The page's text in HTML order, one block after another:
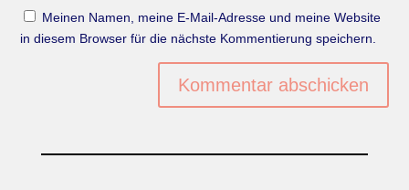
Meinen Namen, meine E-Mail-Adresse und meine Website
in diesem Browser für die nächste Kommentierung speichern.
Kommentar abschicken